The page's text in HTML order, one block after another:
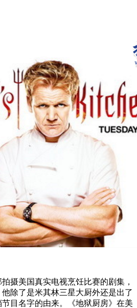
美国真实电视烹饪比赛的剧集，
除了是米其林三星大厨外还是出了
目名字的由来。《地狱厨房》在美